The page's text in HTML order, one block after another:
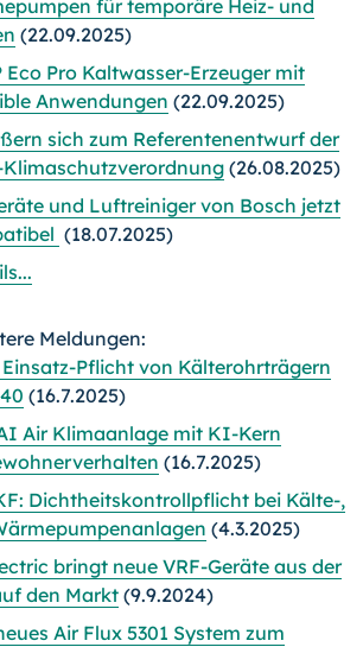
für temporäre Heiz- und
(22.09.2025)
Eco Pro Kaltwasser-Erzeuger mit
Anwendungen (22.09.2025)
sich zum Referentenentwurf der
(26.08.2025)
und Luftreiniger von Bosch jetzt
(18.07.2025)
Meldungen:
Pflicht von Kälterohrträgern
(16.7.2025)
Air Klimaanlage mit KI-Kern
(16.7.2025)
Dichtheitskontrollpflicht bei Kälte-,
(4.3.2025)
bringt neue VRF-Geräte aus der
den Markt (9.9.2024)
Air Flux 5301 System zum